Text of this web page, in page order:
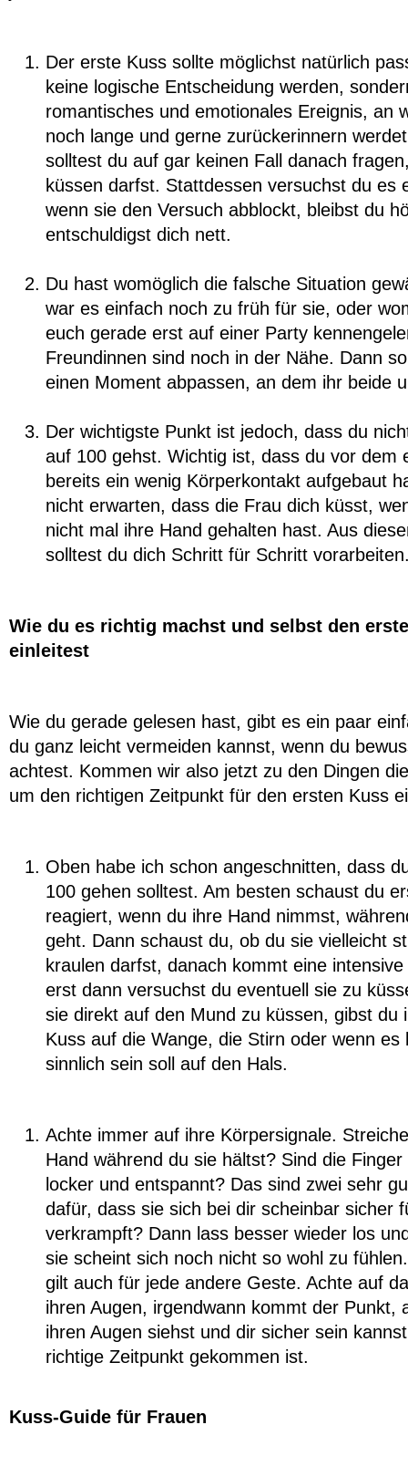
Der erste Kuss sollte möglichst natürlich
keine logische Entscheidung werden,
romantisches und emotionales Ereignis, an
noch lange und gerne zurückerinnern
solltest du auf gar keinen Fall danach
küssen darfst. Stattdessen versuchst du es
wenn sie den Versuch abblockt, bleibst du
entschuldigst dich nett.
Du hast womöglich die falsche Situation
war es einfach noch zu früh für sie, oder
euch gerade erst auf einer Party
Freundinnen sind noch in der Nähe. Dann
einen Moment abpassen, an dem ihr beide
Der wichtigste Punkt ist jedoch, dass du
auf 100 gehst. Wichtig ist, dass du vor dem
bereits ein wenig Körperkontakt aufgebaut
nicht erwarten, dass die Frau dich küsst,
nicht mal ihre Hand gehalten hast. Aus
solltest du dich Schritt für Schritt
Wie du es richtig machst und selbst den
einleitest
Wie du gerade gelesen hast, gibt es ein paar
du ganz leicht vermeiden kannst, wenn du
achtest. Kommen wir also jetzt zu den Dingen
um den richtigen Zeitpunkt für den ersten Kuss
Oben habe ich schon angeschnitten, dass
100 gehen solltest. Am besten schaust du
reagiert, wenn du ihre Hand nimmst,
geht. Dann schaust du, ob du sie vielleicht
kraulen darfst, danach kommt eine
erst dann versuchst du eventuell sie zu
sie direkt auf den Mund zu küssen, gibst du
Kuss auf die Wange, die Stirn oder wenn es
sinnlich sein soll auf den Hals.
Achte immer auf ihre Körpersignale.
Hand während du sie hältst? Sind die
locker und entspannt? Das sind zwei sehr
dafür, dass sie sich bei dir scheinbar sicher
verkrampft? Dann lass besser wieder los
sie scheint sich noch nicht so wohl zu
gilt auch für jede andere Geste. Achte auf
ihren Augen, irgendwann kommt der Punkt,
ihren Augen siehst und dir sicher sein
richtige Zeitpunkt gekommen ist.
Kuss-Guide für Frauen